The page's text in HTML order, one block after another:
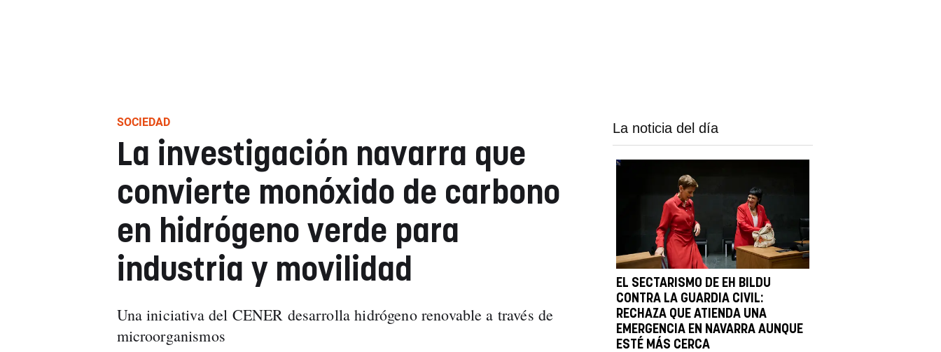
SOCIEDAD
La investigación navarra que
convierte monóxido de carbono
en hidrógeno verde para
industria y movilidad
Una iniciativa del CENER desarrolla hidrógeno renovable a través de
microorganismos
La noticia del día
EL SECTARISMO DE EH BILDU
CONTRA LA GUARDIA CIVIL:
RECHAZA QUE ATIENDA UNA
EMERGENCIA EN NAVARRA AUNQUE
ESTÉ MÁS CERCA